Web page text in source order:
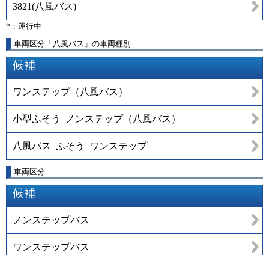
3821(八風バス)
*：運行中
車両区分「八風バス」の車両種別
候補
ワンステップ（八風バス）
小型ふそう_ノンステップ（八風バス）
八風バス_ふそう_ワンステップ
車両区分
候補
ノンステップバス
ワンステップバス